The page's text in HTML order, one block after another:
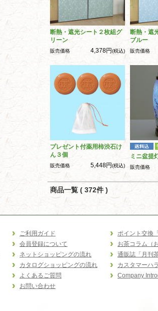
断熱・遮光シート２枚組グ
リーン
販売価格 4,378円(税込)
断熱・遮
ブルー
販売価格
プレゼント付薬用柿渋石け
ん３個
販売価格 5,448円(税込)
ミニ盆提
販売価格
商品一覧 ( 372件 )
ご利用ガイド
会員登録について
ネットショッピングの流れ
カタログショッピングの流れ
よくあるご質問
お問い合わせ
ポイント交換
お茶コラム（
通販誌「月刊
カスタマーハ
Company